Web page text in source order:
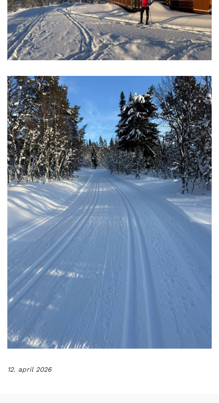
12. april 2026